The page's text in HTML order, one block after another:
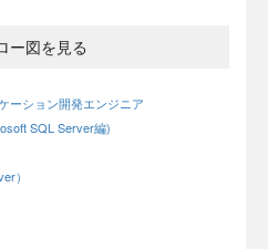
ー図を見る
ーション開発エンジニア
SQL Server編)
）